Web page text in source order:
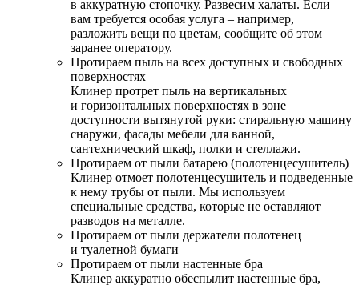
в аккуратную стопочку. Развесим халаты. Если
вам требуется особая услуга – например,
разложить вещи по цветам, сообщите об этом
заранее оператору.
Протираем пыль на всех доступных и свободных
поверхностях
Клинер протрет пыль на вертикальных
и горизонтальных поверхностях в зоне
доступности вытянутой руки: стиральную машину
снаружи, фасады мебели для ванной,
сантехнический шкаф, полки и стеллажи.
Протираем от пыли батарею (полотенцесушитель)
Клинер отмоет полотенцесушитель и подведенные
к нему трубы от пыли. Мы используем
специальные средства, которые не оставляют
разводов на металле.
Протираем от пыли держатели полотенец
и туалетной бумаги
Протираем от пыли настенные бра
Клинер аккуратно обеспылит настенные бра,